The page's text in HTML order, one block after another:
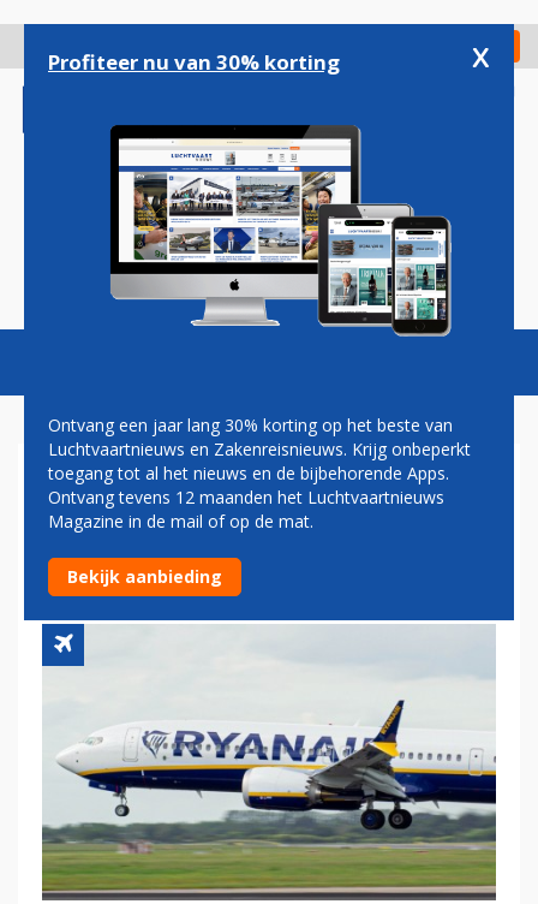
gaan
Check in
Magazine Podcasts Vacatures
PRIJSVECHTERS STEEDS
MEER INGEBURGERD, MAAR
VERSCHILLEN VERVAGEN
Profiteer nu van 30% korting x
Ontvang een jaar lang 30% korting op het beste van
Luchtvaartnieuws en Zakenreisnieuws. Krijg onbeperkt
toegang tot al het nieuws en de bijbehorende Apps.
Ontvang tevens 12 maanden het Luchtvaartnieuws
Magazine in de mail of op de mat.
Bekijk aanbieding